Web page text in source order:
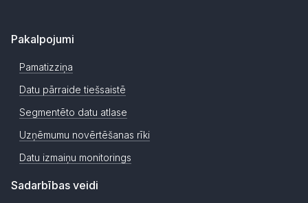
Pakalpojumi
Pamatizziņa
Datu pārraide tiešsaistē
Segmentēto datu atlase
Uzņēmumu novērtēšanas rīki
Datu izmaiņu monitorings
Sadarbības veidi